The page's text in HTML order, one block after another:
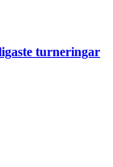
turneringar